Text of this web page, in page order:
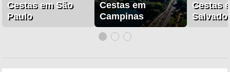
Cestas em São
Paulo
Cestas em
Campinas
Cestas